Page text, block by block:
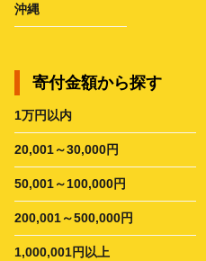
沖縄
寄付金額から探す
1万円以内
20,001～30,000円
50,001～100,000円
200,001～500,000円
1,000,001円以上